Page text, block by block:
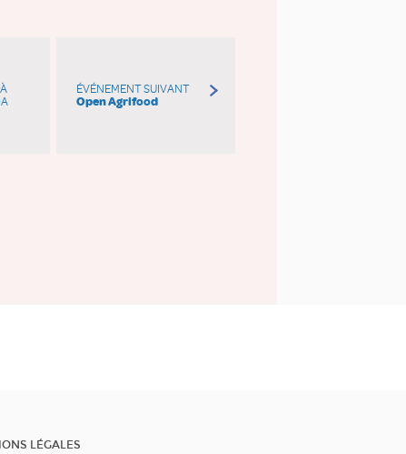
ÉVÉNEMENT SUIVANT
Open Agrifood
LÉGALES